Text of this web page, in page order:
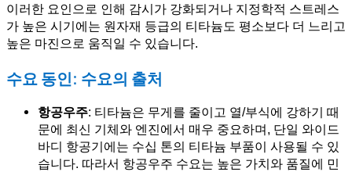
이러한 요인으로 인해 감시가 강화되거나 지정학적 스트레스
가 높은 시기에는 원자재 등급의 티타늄도 평소보다 더 느리고
높은 마진으로 움직일 수 있습니다.
수요 동인: 수요의 출처
항공우주: 티타늄은 무게를 줄이고 열/부식에 강하기 때
문에 최신 기체와 엔진에서 매우 중요하며, 단일 와이드
바디 항공기에는 수십 톤의 티타늄 부품이 사용될 수 있
습니다. 따라서 항공우주 수요는 높은 가치와 품질에 민